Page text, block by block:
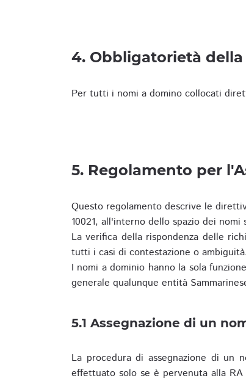
4. Obbligatorietà
Per tutti i nomi a domino collocati
5. Regolamento per
Questo regolamento descrive le
10021, all'interno dello spazio dei nomi
La verifica della rispondenza delle
tutti i casi di contestazione o ambiguità.
I nomi a dominio hanno la sola
generale qualunque entità
5.1 Assegnazione di un
La procedura di assegnazione di un
effettuato solo se è pervenuta alla